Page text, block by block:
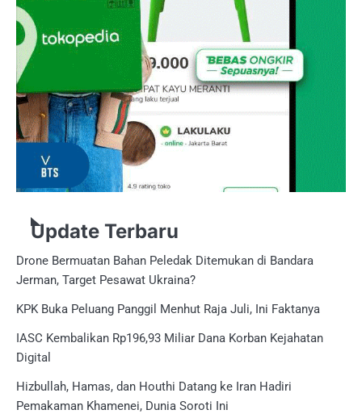
Update Terbaru
Drone Bermuatan Bahan Peledak Ditemukan di Bandara
Jerman, Target Pesawat Ukraina?
KPK Buka Peluang Panggil Menhut Raja Juli, Ini Faktanya
IASC Kembalikan Rp196,93 Miliar Dana Korban Kejahatan
Digital
Hizbullah, Hamas, dan Houthi Datang ke Iran Hadiri
Pemakaman Khamenei, Dunia Soroti Ini